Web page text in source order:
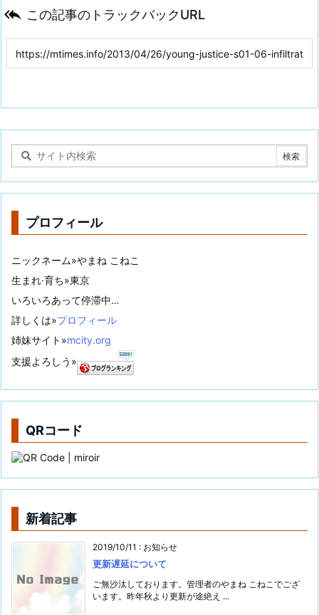
 この記事のトラックバックURL
プロフィール
ニックネーム»やまね こねこ
生まれ·育ち»東京
いろいろあって停滞中…
詳しくは»プロフィール
姉妹サイト»mcity.org
支援よろしう»
QRコード
新着記事
2019/10/11 : お知らせ
更新遅延について
ご無沙汰しております。管理者のやまね こねこでござ
います。昨年秋より更新が途絶え ...